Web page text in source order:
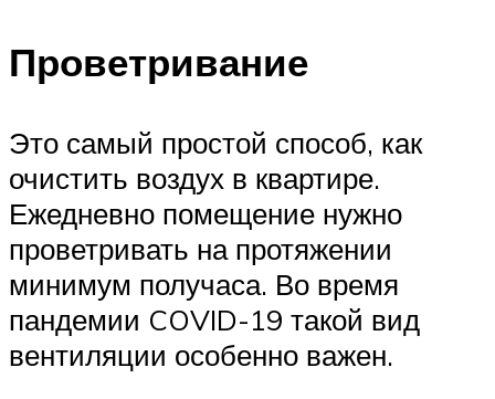
Проветривание
Это самый простой способ, как
очистить воздух в квартире.
Ежедневно помещение нужно
проветривать на протяжении
минимум получаса. Во время
пандемии COVID-19 такой вид
вентиляции особенно важен.